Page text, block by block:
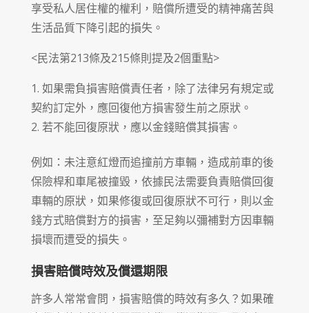
享受私人居住權的權利，賠償所遭受的精神痛苦與
生活品質下降引起的損失。
<民法第213條及215條則提及2個重點>
如果需負損害賠償責任者，除了法律另有規定或
契約訂定外，應回復他方損害發生前之原狀。
若不能回復原狀，應以金錢賠償其損害。
例如：未注意紅燈而追撞前方車輛，造成前車的後
保險桿和車尾被撞毀，依據民法需要負責賠償回復
車輛的原狀，如果修復或回復原狀不可行，則以金
錢方式賠償對方的損害，至足夠以彌補對方因車輛
損壞而遭受的損失。
損害賠償時效及償還期限
許多人常常會問，損害賠償的時效有多久？如果確